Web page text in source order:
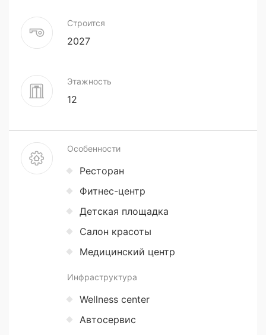
Строится
2027
Этажность
12
Особенности
Ресторан
Фитнес-центр
Детская площадка
Салон красоты
Медицинский центр
Инфраструктура
Wellness center
Автосервис